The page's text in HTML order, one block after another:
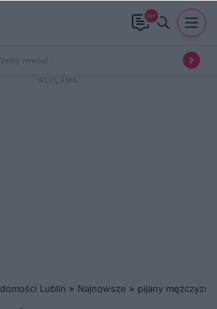
99+
newsa!
Lublin » Najnowsze » pijany mężczyzna